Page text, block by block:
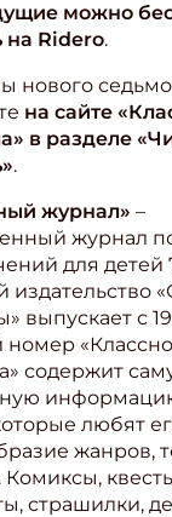
можно
на Ridero.
нового
на сайте
в разделе
.
журнал» –
журнал
для детей
издательство
выпускает с
содержит
любят
жанров,
Комиксы,
страшилки,